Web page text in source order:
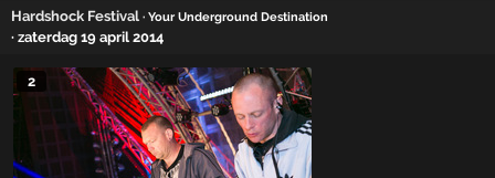
Hardshock Festival · Your Underground Destination
· zaterdag 19 april 2014
2